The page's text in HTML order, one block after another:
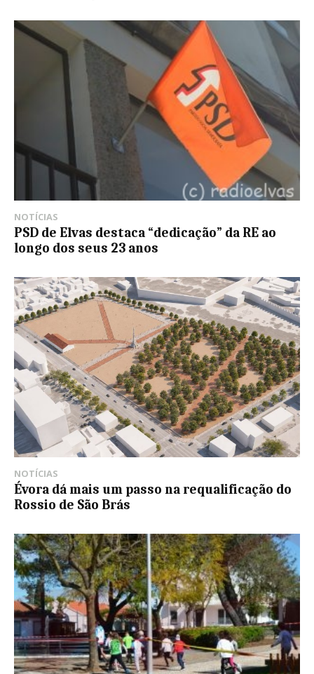
NOTÍCIAS
PSD de Elvas destaca “dedicação” da RE ao
longo dos seus 23 anos
NOTÍCIAS
Évora dá mais um passo na requalificação do
Rossio de São Brás